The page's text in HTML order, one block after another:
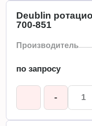
Deublin
700-851
Производитель
по запросу
-